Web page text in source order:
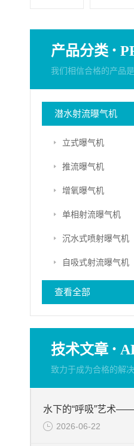
产品分类 ·
我们相信合格的产品
潜水射流曝气机
立式曝气机
推流曝气机
增氧曝气机
单相射流曝气机
沉水式喷射曝气机
自吸式射流曝气机
查看全部
技术文章 ·
致力于成为合格的解
2026-06-22